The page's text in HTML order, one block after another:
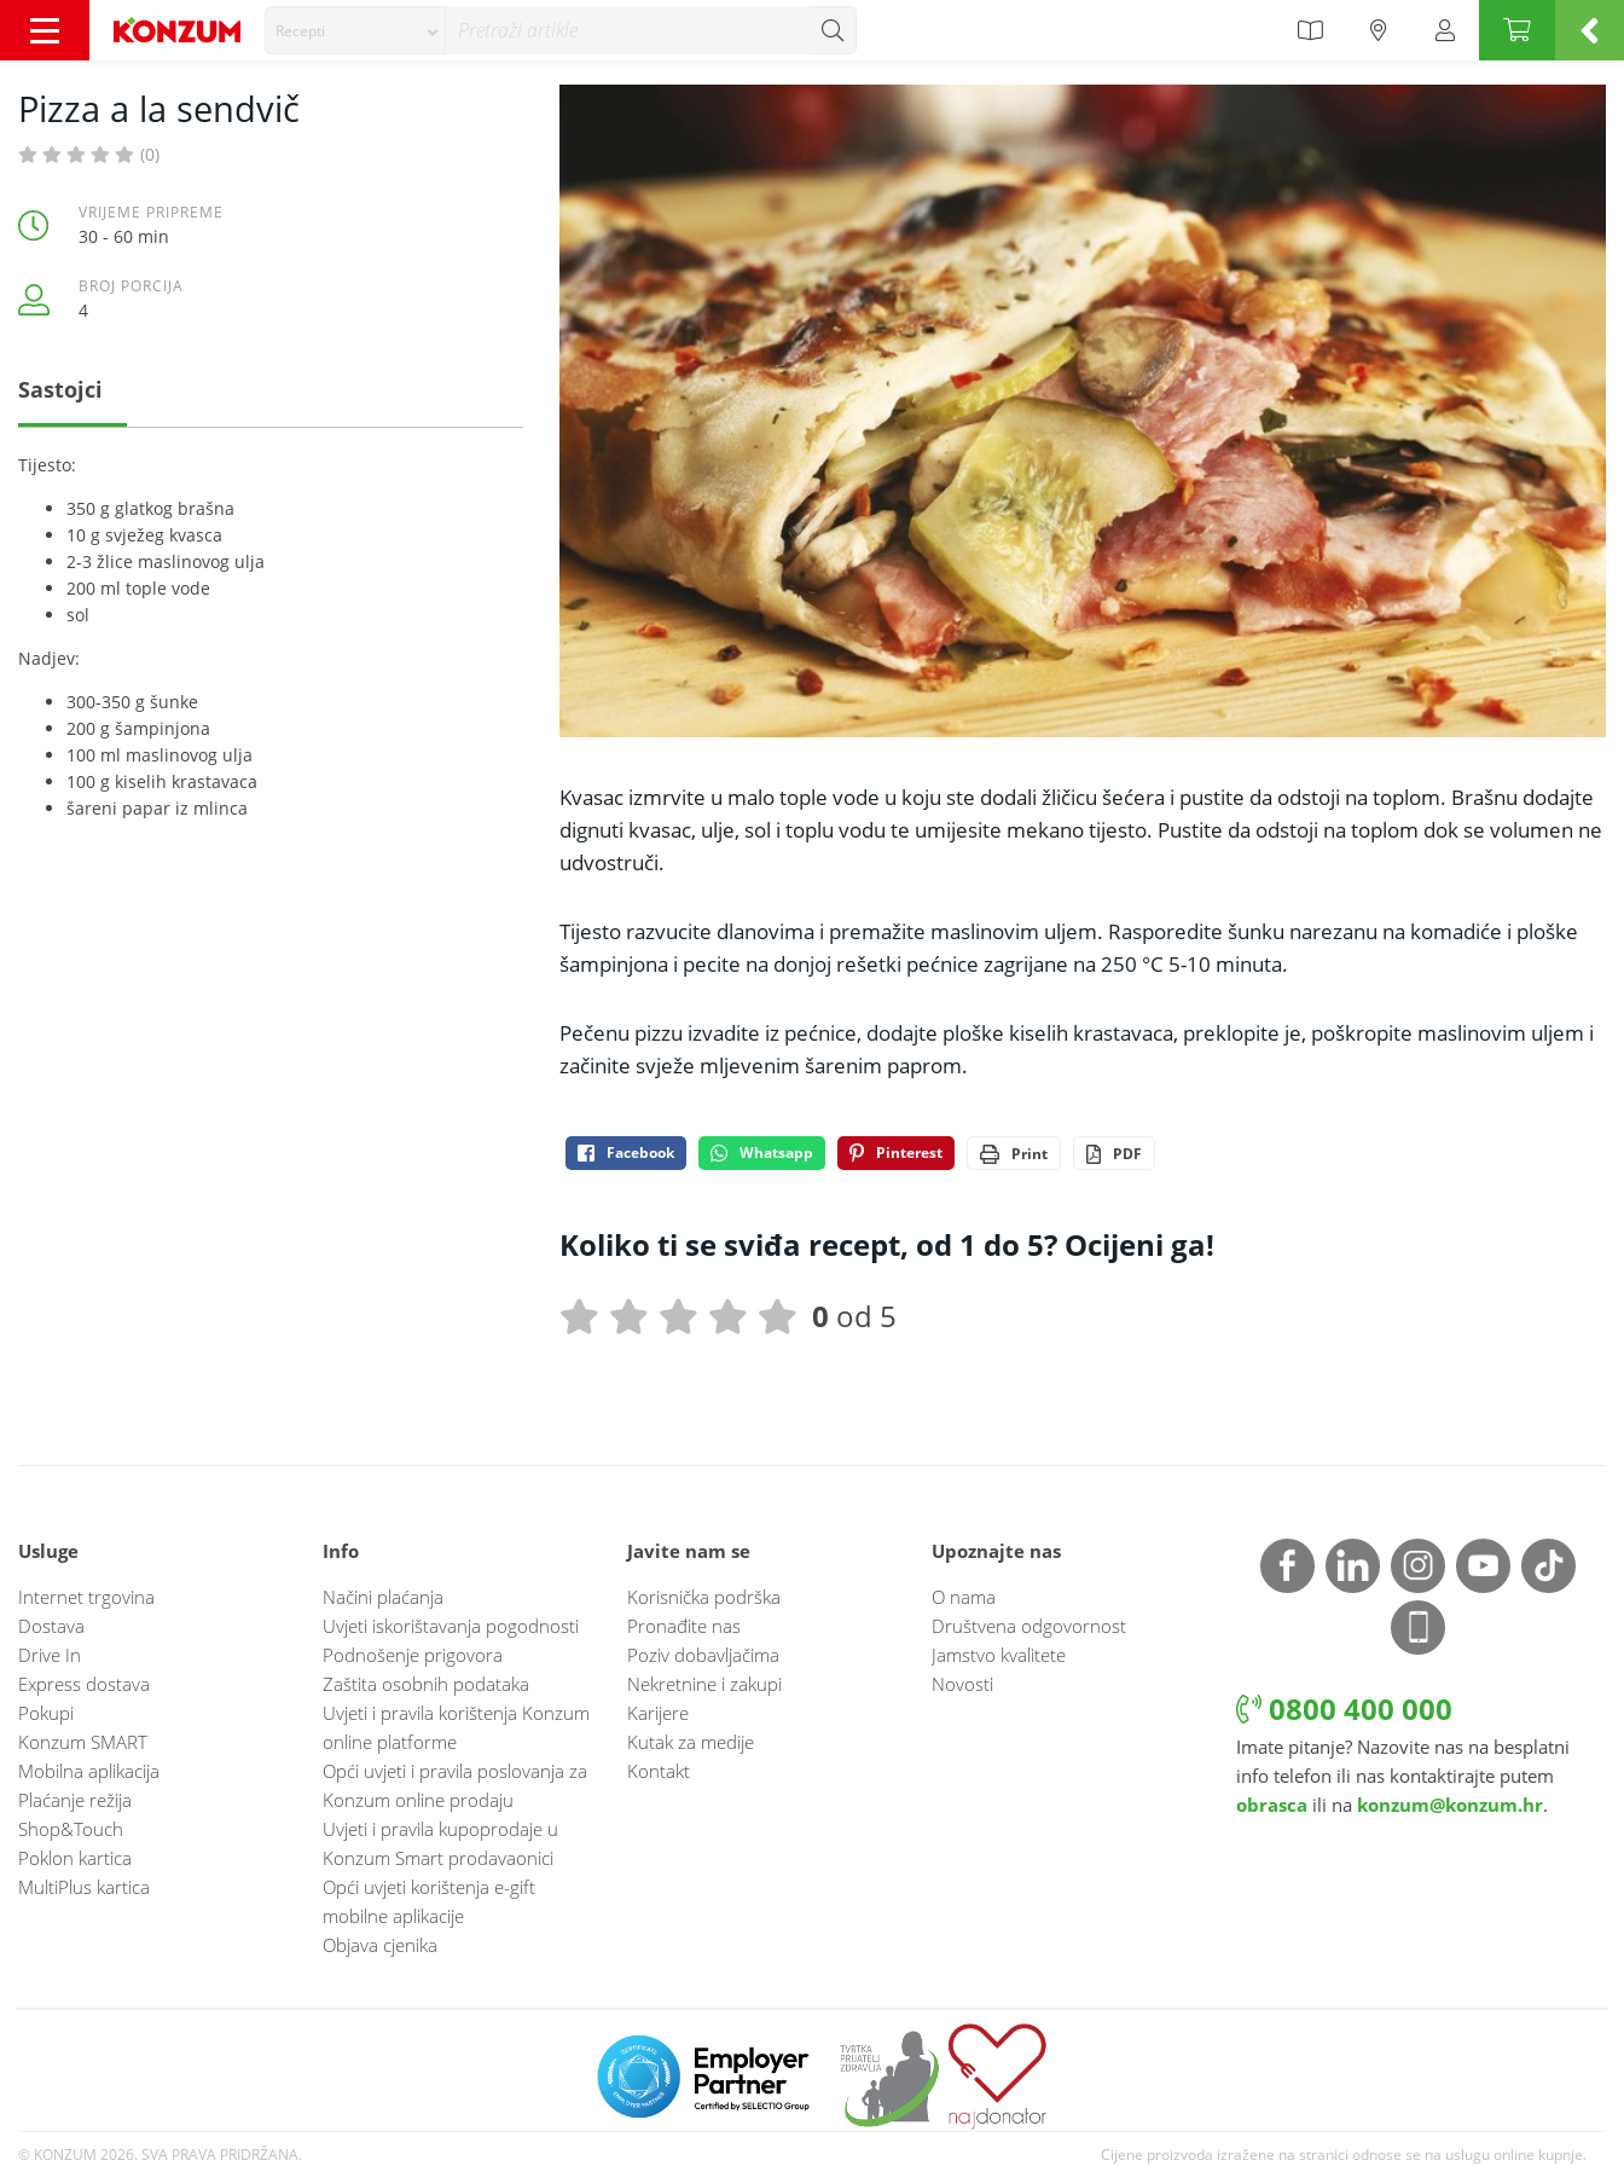
Recepti
Pizza a la sendvič
(0)
VRIJEME PRIPREME
30 - 60 min
BROJ PORCIJA
4
Sastojci
Tijesto:
350 g glatkog brašna
10 g svježeg kvasca
2-3 žlice maslinovog ulja
200 ml tople vode
sol
Nadjev:
300-350 g šunke
200 g šampinjona
100 ml maslinovog ulja
100 g kiselih krastavaca
šareni papar iz mlinca
Kvasac izmrvite u malo tople vode u koju ste dodali žličicu šećera i pustite da odstoji na toplom. Brašnu dodajte
dignuti kvasac, ulje, sol i toplu vodu te umijesite mekano tijesto. Pustite da odstoji na toplom dok se volumen ne
udvostruči.
Tijesto razvucite dlanovima i premažite maslinovim uljem. Rasporedite šunku narezanu na komadiće i ploške
šampinjona i pecite na donjoj rešetki pećnice zagrijane na 250 °C 5-10 minuta.
Pečenu pizzu izvadite iz pećnice, dodajte ploške kiselih kra­sta­vaca, preklopite je, poškropite maslinovim uljem i
začinite svježe mljevenim šarenim paprom.
Facebook Whatsapp Pinterest Print PDF
Koliko ti se sviđa recept, od 1 do 5? Ocijeni ga!
0 od 5
Usluge
Internet trgovina
Dostava
Drive In
Express dostava
Pokupi
Konzum SMART
Mobilna aplikacija
Plaćanje režija
Shop&Touch
Poklon kartica
MultiPlus kartica
Info
Načini plaćanja
Uvjeti iskorištavanja pogodnosti
Podnošenje prigovora
Zaštita osobnih podataka
Uvjeti i pravila korištenja Konzum
online platforme
Opći uvjeti i pravila poslovanja za
Konzum online prodaju
Uvjeti i pravila kupoprodaje u
Konzum Smart prodavaonici
Opći uvjeti korištenja e-gift
mobilne aplikacije
Objava cjenika
Javite nam se
Korisnička podrška
Pronađite nas
Poziv dobavljačima
Nekretnine i zakupi
Karijere
Kutak za medije
Kontakt
Upoznajte nas
O nama
Društvena odgovornost
Jamstvo kvalitete
Novosti
0800 400 000
Imate pitanje? Nazovite nas na besplatni
info telefon ili nas kontaktirajte putem
obrasca ili na konzum@konzum.hr.
© KONZUM 2026. SVA PRAVA PRIDRŽANA. Cijene proizvoda izražene na stranici odnose se na uslugu online kupnje.